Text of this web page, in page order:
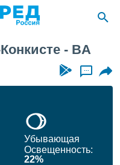
- BA
...
Убывающая
Освещенность:
22%